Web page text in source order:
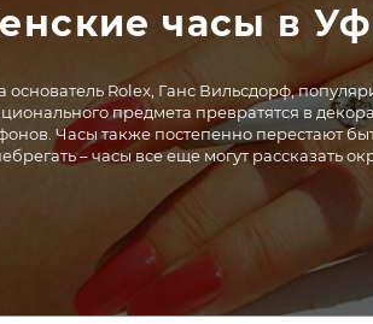
часы в
основатель Rolex, Ганс Вильсдорф,
предмета превратятся в
Часы также постепенно перестают
– часы все еще могут рассказать